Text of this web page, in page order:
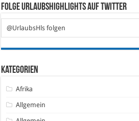
Folge Urlaubshighlights auf Twitter
@UrlaubsHls folgen
Kategorien
Afrika
Allgemein